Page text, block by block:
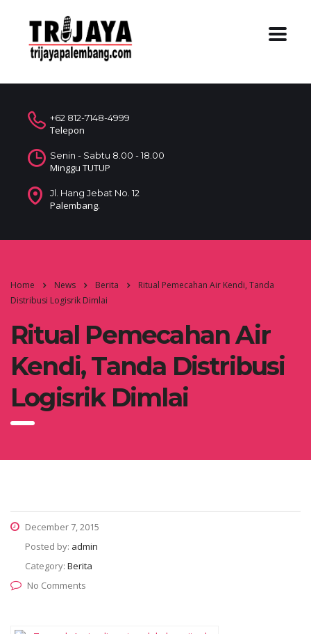
+62 812-7148-4999
Telepon
Senin - Sabtu 8.00 - 18.00
Minggu TUTUP
Jl. Hang Jebat No. 12
Palembang.
Home News Berita
Ritual Pemecahan Air Kendi, Tanda
Distribusi Logisrik Dimlai
Ritual Pemecahan Air
Kendi, Tanda Distribusi
Logisrik Dimlai
December 7, 2015
Posted by: admin
Category: Berita
No Comments